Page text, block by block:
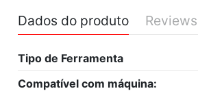
Dados do produto Reviews
Tipo de Ferramenta
Compatível com máquina: